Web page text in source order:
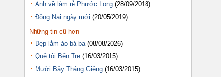
Anh về làm rễ Phước Long (28/09/2018)
Đồng Nai ngày mới (20/05/2019)
Những tin cũ hơn
Đẹp lắm áo bà ba (08/08/2026)
Quê tôi Bến Tre (16/03/2015)
Mười Bảy Tháng Giêng (16/03/2015)